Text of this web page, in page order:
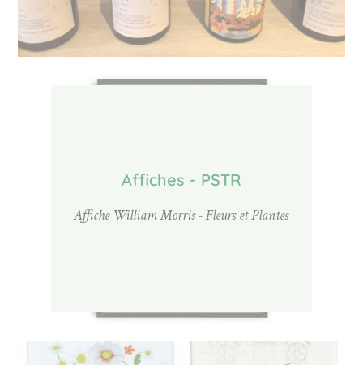
Affiches - PSTR
Affiche William Morris - Fleurs et Plantes